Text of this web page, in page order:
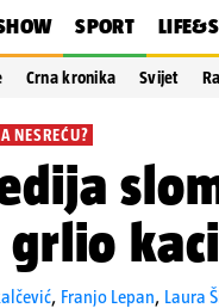
SPORT
Crna kronika Svijet
NESREĆU?
grlio
, Franjo Lepan, Laura